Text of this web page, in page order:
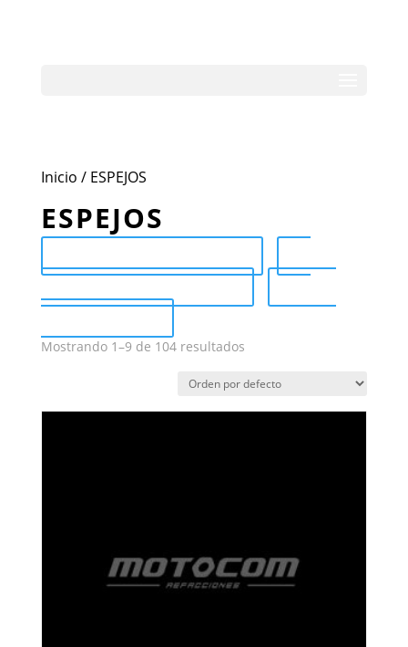
Inicio / ESPEJOS
ESPEJOS
Mostrando 1–9 de 104 resultados